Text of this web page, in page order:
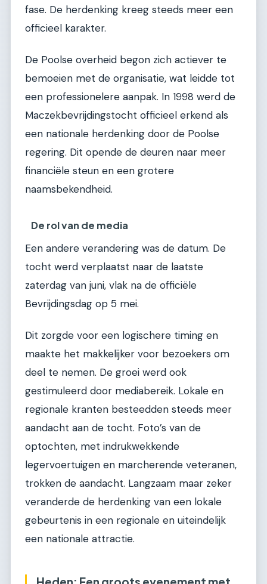
fase. De herdenking kreeg steeds meer een
officieel karakter.
De Poolse overheid begon zich actiever te
bemoeien met de organisatie, wat leidde tot
een professionelere aanpak. In 1998 werd de
Maczekbevrijdingstocht officieel erkend als
een nationale herdenking door de Poolse
regering. Dit opende de deuren naar meer
financiële steun en een grotere
naamsbekendheid.
De rol van de media
Een andere verandering was de datum. De
tocht werd verplaatst naar de laatste
zaterdag van juni, vlak na de officiële
Bevrijdingsdag op 5 mei.
Dit zorgde voor een logischere timing en
maakte het makkelijker voor bezoekers om
deel te nemen. De groei werd ook
gestimuleerd door mediabereik. Lokale en
regionale kranten besteedden steeds meer
aandacht aan de tocht. Foto’s van de
optochten, met indrukwekkende
legervoertuigen en marcherende veteranen,
trokken de aandacht. Langzaam maar zeker
veranderde de herdenking van een lokale
gebeurtenis in een regionale en uiteindelijk
een nationale attractie.